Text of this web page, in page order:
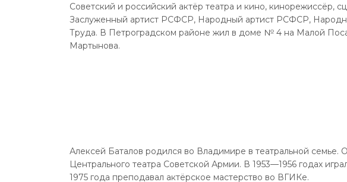
Советский и российский актёр театра и кино, кинорежиссёр,
Заслуженный артист РСФСР, Народный артист РСФСР,
Труда. В Петроградском районе жил в доме № 4 на Малой
Мартынова.
Алексей Баталов родился во Владимире в театральной
Центрального театра Советской Армии. В 1953—1956 годах
1975 года преподавал актёрское мастерство во ВГИКе.